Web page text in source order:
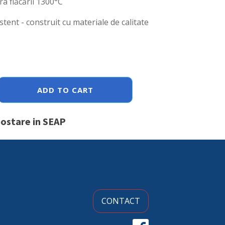
- construit cu materiale de calitate
ADD TO CART
in SEAP
CONTACT